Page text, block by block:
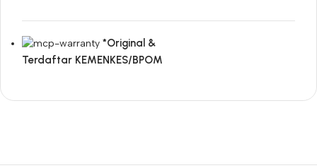
*Original &
Terdaftar KEMENKES/BPOM